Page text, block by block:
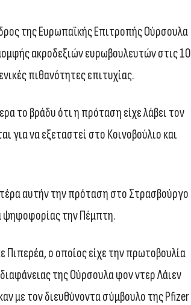
της Ευρωπαϊκής Επιτροπής Ούρσουλα
ακροδεξιών ευρωβουλευτών στις 10
πιθανότητες επιτυχίας.
το βράδυ ότι η πρόταση είχε λάβει τον
να εξεταστεί στο Κοινοβούλιο και
αυτήν την πρόταση στο Στρασβούργο
ψηφοφορίας την Πέμπτη.
Πιπερέα, ο οποίος είχε την πρωτοβουλία
της Ούρσουλα φον ντερ Λάιεν
με τον διευθύνοντα σύμβουλο της Pfizer